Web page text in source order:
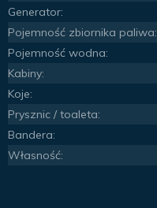
Generator:
Pojemność zbiornika paliwa:
Pojemność wodna:
Kabiny:
Koje:
Prysznic / toaleta:
Bandera:
Własność: